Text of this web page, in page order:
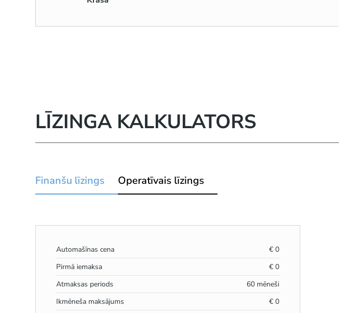
LĪZINGA KALKULATORS
Finanšu līzings Operatīvais līzings
Automašīnas cena € 0
Pirmā iemaksa
€ 0
Atmaksas periods
60mēneši
Ikmēneša maksājums
€ 0